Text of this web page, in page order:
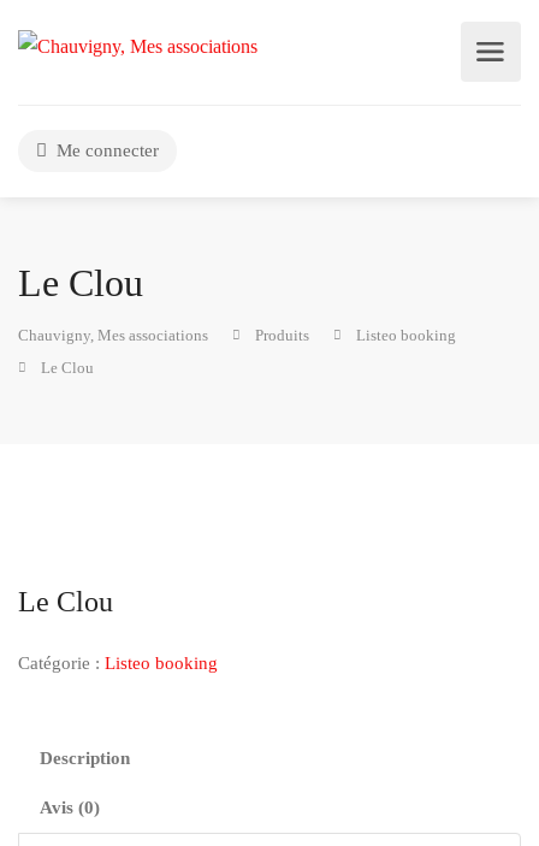
Me connecter
Le Clou
Chauvigny, Mes associations Produits
Listeo booking
Le Clou
Le Clou
Catégorie : Listeo booking
Description
Avis (0)